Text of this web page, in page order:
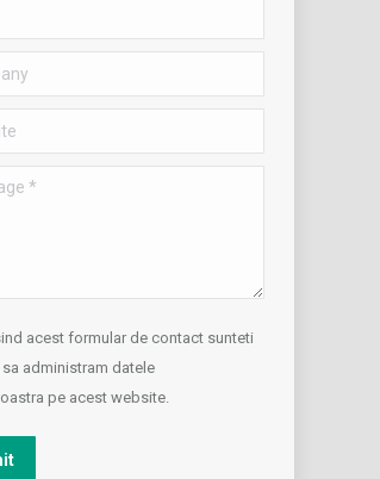
*
acest formular de contact sunteti
administram datele
pe acest website.